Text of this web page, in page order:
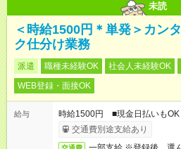
未読
＜時給1500円＊単発＞カン
ク仕分け業務
派遣 職種未経験OK 社会人未経験OK
WEB登録・面接OK
給与
時給1500円 ■現金日払いもOK
交通費別途支給あり